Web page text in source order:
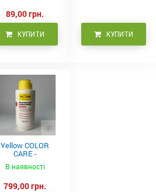
89,00 грн.
КУПИТИ КУПИТИ
Yellow COLOR
CARE -
Кондиціонер для
фарбованого
В наявності
799,00 грн.